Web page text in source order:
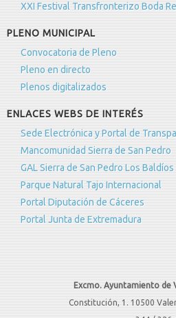
XXI Festival Transfronterizo Boda
PLENO MUNICIPAL
Convocatoria de Pleno
Pleno en directo
Plenos digitalizados
ENLACES WEBS DE INTERÉS
Sede Electrónica y Portal de
Mancomunidad Sierra de San Pedro
GAL Sierra de San Pedro Los Baldíos
Parque Natural Tajo Internacional
Portal Diputación de Cáceres
Portal Junta de Extremadura
Excmo. Ayuntamiento de
Constitución, 1. 10500